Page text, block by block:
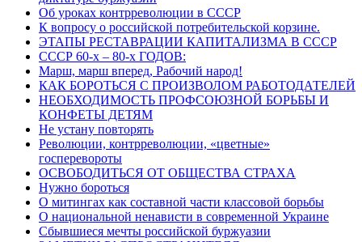
Об уроках контрреволюции в СССР
К вопросу о российской потребительской корзине.
ЭТАПЫ РЕСТАВРАЦИИ КАПИТАЛИЗМА В СССР
СССР 60-х – 80-х ГОДОВ:
Марш, марш вперед, Рабочий народ!
КАК БОРОТЬСЯ С ПРОИЗВОЛОМ РАБОТОДАТЕЛЕЙ
НЕОБХОДИМОСТЬ ПРОФСОЮЗНОЙ БОРЬБЫ И
КОНФЕТЫ ДЕТЯМ
Не устану повторять
Революции, контрреволюции, «цветные»
госперевороты
ОСВОБОДИТЬСЯ ОТ ОБЩЕСТВА СТРАХА
Нужно бороться
О митингах как составной части классовой борьбы
О национальной ненависти в современной Украине
Сбывшиеся мечты российской буржуазии